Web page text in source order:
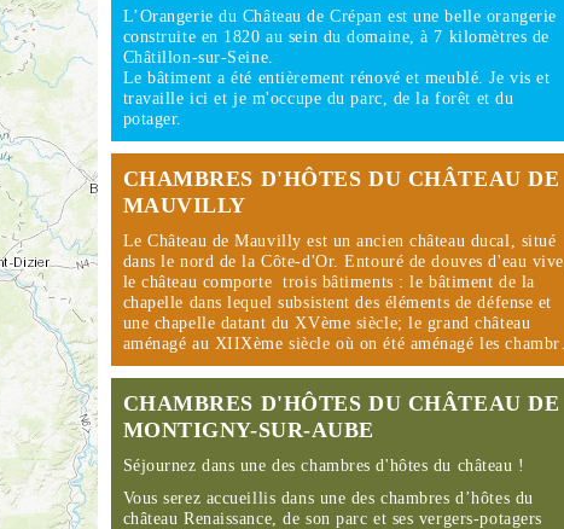
L’Orangerie du Château de Crépan est une belle orangerie
construite en 1820 au sein du domaine, à 7 kilomètres de
Châtillon-sur-Seine.
Le bâtiment a été entièrement rénové et meublé. Je vis et
travaille ici et je m'occupe du parc, de la forêt et du
potager.
CHAMBRES D'HÔTES DU CHÂTEAU DE
MAUVILLY
Le Château de Mauvilly est un ancien château ducal, situé
dans le nord de la Côte-d'Or. Entouré de douves d'eau
le château comporte trois bâtiments : le bâtiment de la
chapelle dans lequel subsistent des éléments de défense et
une chapelle datant du XVème siècle; le grand château
aménagé au XIIXème siècle où on été aménagé les
CHAMBRES D'HÔTES DU CHÂTEAU DE
MONTIGNY-SUR-AUBE
Séjournez dans une des chambres d'hôtes du château !
Vous serez accueillis dans une des chambres d’hôtes du
château Renaissance, de son parc et ses vergers-potagers